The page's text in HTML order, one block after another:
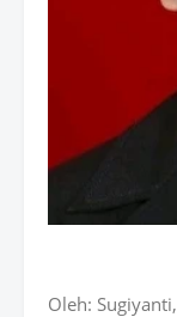
Oleh: